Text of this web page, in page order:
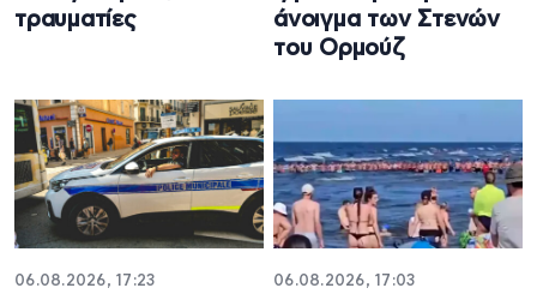
τραυματίες
άνοιγμα των Στενών
του Ορμούζ
06.08.2026, 17:23 06.08.2026, 17:03